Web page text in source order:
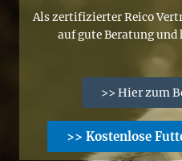
Als zertifizierter Reico
auf gute Beratung
>> Hier zum
>> Kostenlose